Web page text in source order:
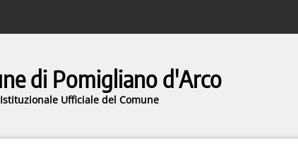
di Pomigliano d'Arco
Ufficiale del Comune